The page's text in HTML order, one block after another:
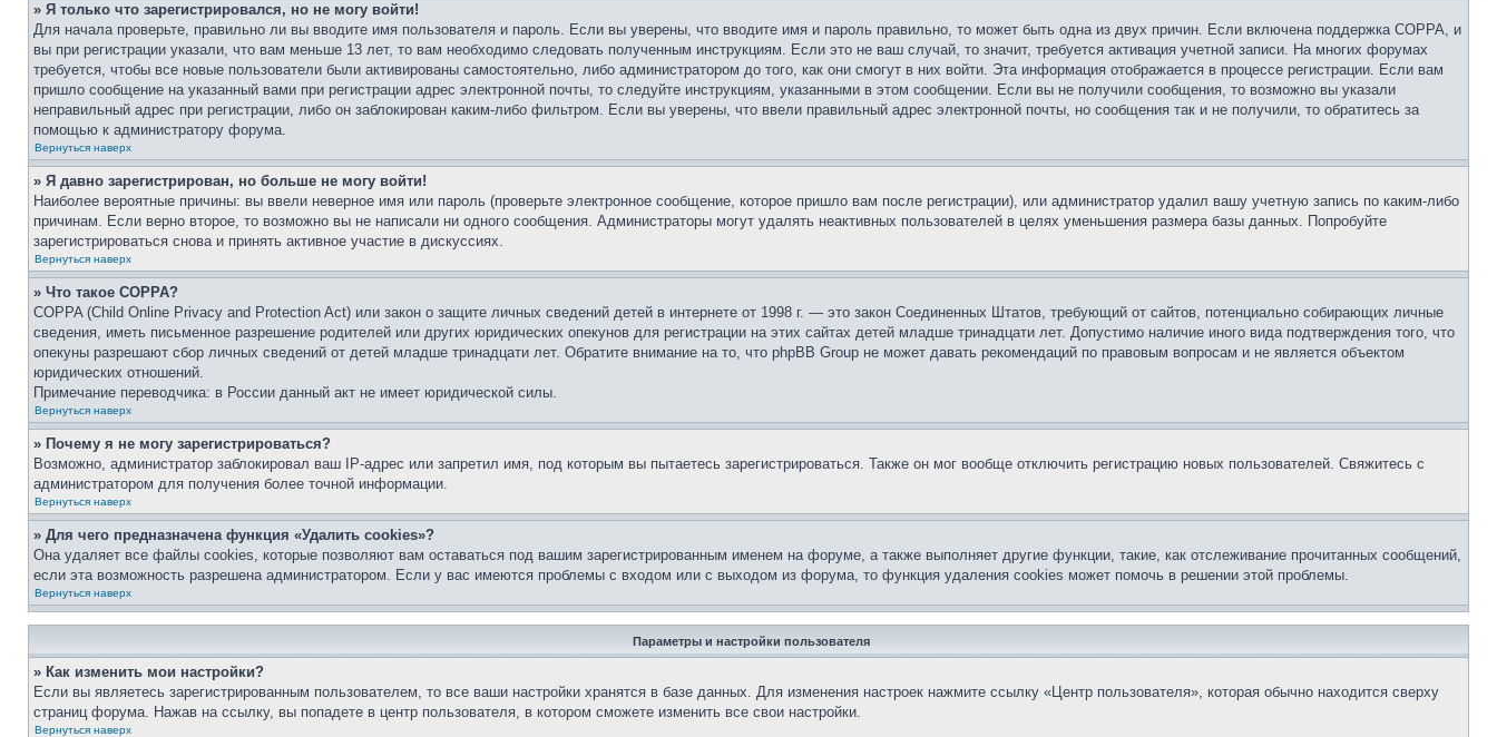
» Я только что зарегистрировался, но не могу войти!
Для начала проверьте, правильно ли вы вводите имя пользователя и пароль. Если вы уверены, что вводите имя и пароль правильно, то может быть одна из двух причин. Если включена поддержка COPPA, и
вы при регистрации указали, что вам меньше 13 лет, то вам необходимо следовать полученным инструкциям. Если это не ваш случай, то значит, требуется активация учетной записи. На многих форумах
требуется, чтобы все новые пользователи были активированы самостоятельно, либо администратором до того, как они смогут в них войти. Эта информация отображается в процессе регистрации. Если вам
пришло сообщение на указанный вами при регистрации адрес электронной почты, то следуйте инструкциям, указанными в этом сообщении. Если вы не получили сообщения, то возможно вы указали
неправильный адрес при регистрации, либо он заблокирован каким-либо фильтром. Если вы уверены, что ввели правильный адрес электронной почты, но сообщения так и не получили, то обратитесь за
помощью к администратору форума.
Вернуться наверх
» Я давно зарегистрирован, но больше не могу войти!
Наиболее вероятные причины: вы ввели неверное имя или пароль (проверьте электронное сообщение, которое пришло вам после регистрации), или администратор удалил вашу учетную запись по каким-либо
причинам. Если верно второе, то возможно вы не написали ни одного сообщения. Администраторы могут удалять неактивных пользователей в целях уменьшения размера базы данных. Попробуйте
зарегистрироваться снова и принять активное участие в дискуссиях.
Вернуться наверх
» Что такое COPPA?
COPPA (Child Online Privacy and Protection Act) или закон о защите личных сведений детей в интернете от 1998 г. — это закон Соединенных Штатов, требующий от сайтов, потенциально собирающих личные
сведения, иметь письменное разрешение родителей или других юридических опекунов для регистрации на этих сайтах детей младше тринадцати лет. Допустимо наличие иного вида подтверждения того, что
опекуны разрешают сбор личных сведений от детей младше тринадцати лет. Обратите внимание на то, что phpBB Group не может давать рекомендаций по правовым вопросам и не является объектом
юридических отношений.
Примечание переводчика: в России данный акт не имеет юридической силы.
Вернуться наверх
» Почему я не могу зарегистрироваться?
Возможно, администратор заблокировал ваш IP-адрес или запретил имя, под которым вы пытаетесь зарегистрироваться. Также он мог вообще отключить регистрацию новых пользователей. Свяжитесь с
администратором для получения более точной информации.
Вернуться наверх
» Для чего предназначена функция «Удалить cookies»?
Она удаляет все файлы cookies, которые позволяют вам оставаться под вашим зарегистрированным именем на форуме, а также выполняет другие функции, такие, как отслеживание прочитанных сообщений,
если эта возможность разрешена администратором. Если у вас имеются проблемы с входом или с выходом из форума, то функция удаления cookies может помочь в решении этой проблемы.
Вернуться наверх
Параметры и настройки пользователя
» Как изменить мои настройки?
Если вы являетесь зарегистрированным пользователем, то все ваши настройки хранятся в базе данных. Для изменения настроек нажмите ссылку «Центр пользователя», которая обычно находится сверху
страниц форума. Нажав на ссылку, вы попадете в центр пользователя, в котором сможете изменить все свои настройки.
Вернуться наверх